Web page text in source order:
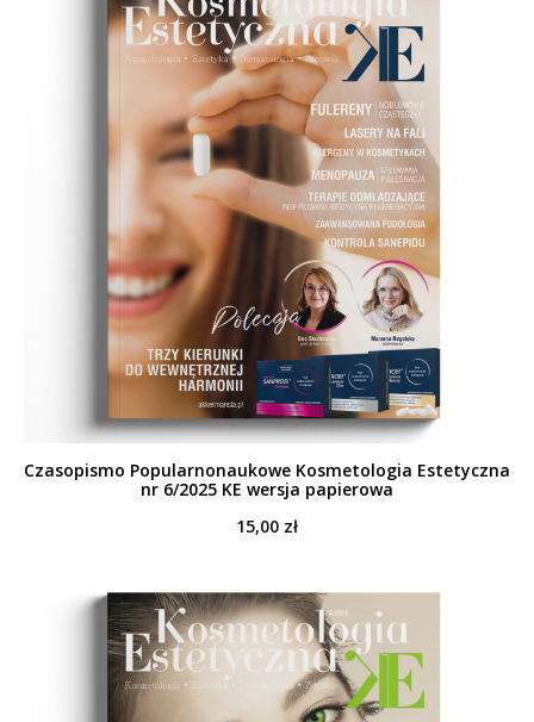
Czasopismo Popularnonaukowe Kosmetologia Estetyczna
nr 6/2025 KE wersja papierowa
15,00 zł